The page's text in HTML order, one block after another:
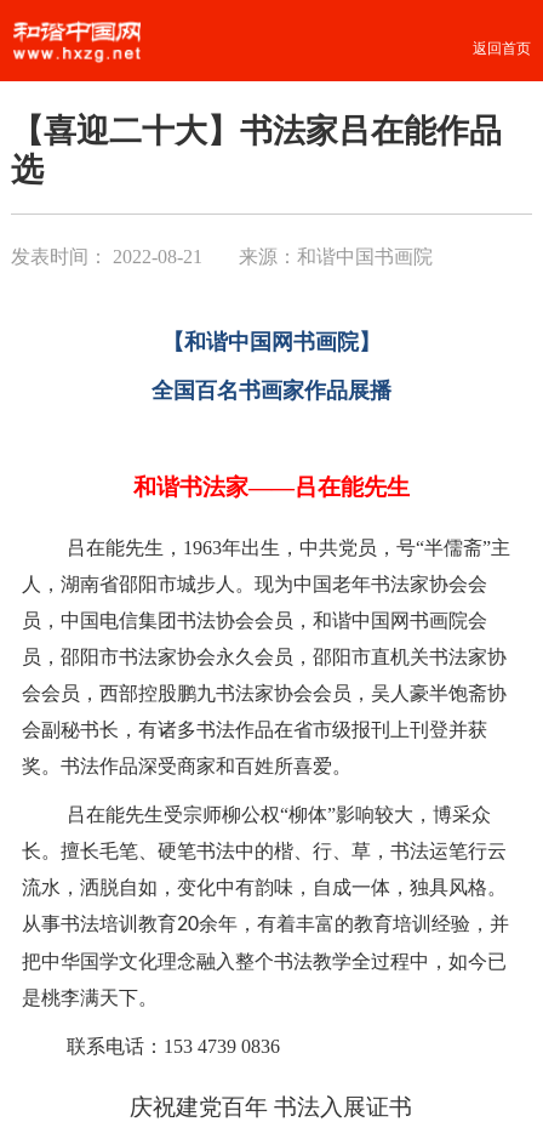
返回首页
【喜迎二十大】书法家吕在能作品
选
发表时间： 2022-08-21 来源：和谐中国书画院
【和谐中国网书画院】
全国百名书画家作品展播
和谐书法家——吕在能先生
吕在能先生，1963年出生，中共党员，号“半儒斋”主
人，湖南省邵阳市城步人。现为中国老年书法家协会会
员，中国电信集团书法协会会员，和谐中国网书画院会
员，邵阳市书法家协会永久会员，邵阳市直机关书法家协
会会员，西部控股鹏九书法家协会会员，吴人豪半饱斋协
会副秘书长，有诸多书法作品在省市级报刊上刊登并获
奖。书法作品深受商家和百姓所喜爱。
吕在能先生受宗师柳公权“柳体”影响较大，博采众
长。擅长毛笔、硬笔书法中的楷、行、草，书法运笔行云
流水，洒脱自如，变化中有韵味，自成一体，独具风格。
从事书法培训教育20余年，有着丰富的教育培训经验，并
把中华国学文化理念融入整个书法教学全过程中，如今已
是桃李满天下。
联系电话：153 4739 0836
庆祝建党百年 书法入展证书